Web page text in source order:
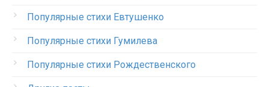
Популярные стихи Евтушенко
Популярные стихи Гумилева
Популярные стихи Рождественского